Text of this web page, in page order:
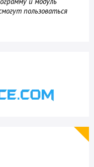
пользоваться